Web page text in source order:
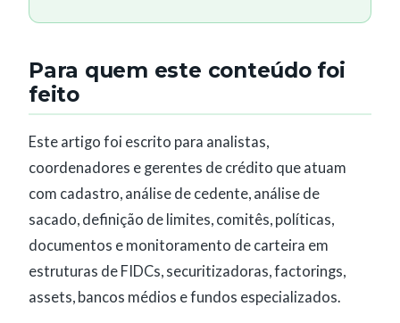
Para quem este conteúdo foi
feito
Este artigo foi escrito para analistas,
coordenadores e gerentes de crédito que atuam
com cadastro, análise de cedente, análise de
sacado, definição de limites, comitês, políticas,
documentos e monitoramento de carteira em
estruturas de FIDCs, securitizadoras, factorings,
assets, bancos médios e fundos especializados.